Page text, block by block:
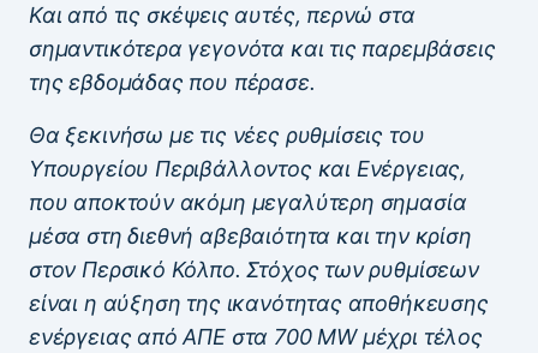
Και από τις σκέψεις αυτές, περνώ στα
σημαντικότερα γεγονότα και τις παρεμβάσεις
της εβδομάδας που πέρασε.
Θα ξεκινήσω με τις νέες ρυθμίσεις του
Υπουργείου Περιβάλλοντος και Ενέργειας,
που αποκτούν ακόμη μεγαλύτερη σημασία
μέσα στη διεθνή αβεβαιότητα και την κρίση
στον Περσικό Κόλπο. Στόχος των ρυθμίσεων
είναι η αύξηση της ικανότητας αποθήκευσης
ενέργειας από ΑΠΕ στα 700 MW μέχρι τέλος